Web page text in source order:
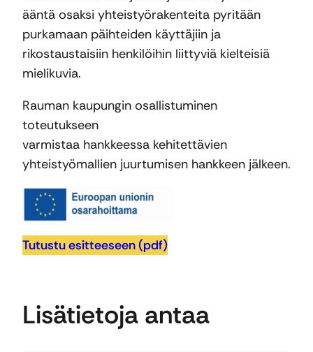
ääntä osaksi yhteistyörakenteita pyritään
purkamaan päihteiden käyttäjiin ja
rikostaustaisiin henkilöihin liittyviä kielteisiä
mielikuvia.
Rauman kaupungin osallistuminen
toteutukseen
varmistaa hankkeessa kehitettävien
yhteistyömallien juurtumisen hankkeen jälkeen.
Tutustu esitteeseen (pdf)
Lisätietoja antaa